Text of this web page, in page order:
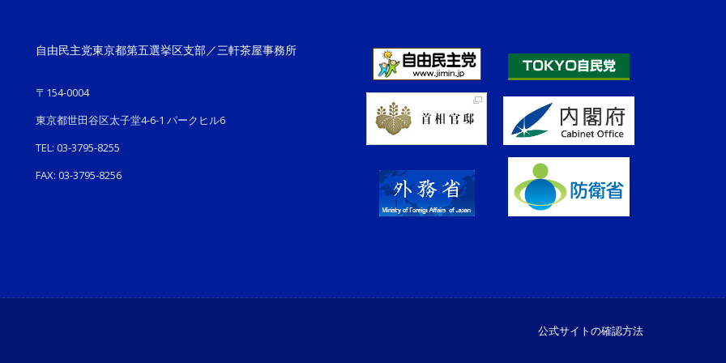
自由民主党東京都第五選挙区支部／三軒茶屋事務所
〒154-0004
東京都世田谷区太子堂4-6-1 パークヒル6
TEL: 03-3795-8255
FAX: 03-3795-8256
公式サイトの確認方法